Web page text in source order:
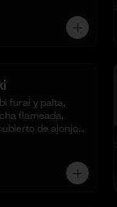
de
(10 cortes)
furai y palta,
flameada,
de ajonjolí